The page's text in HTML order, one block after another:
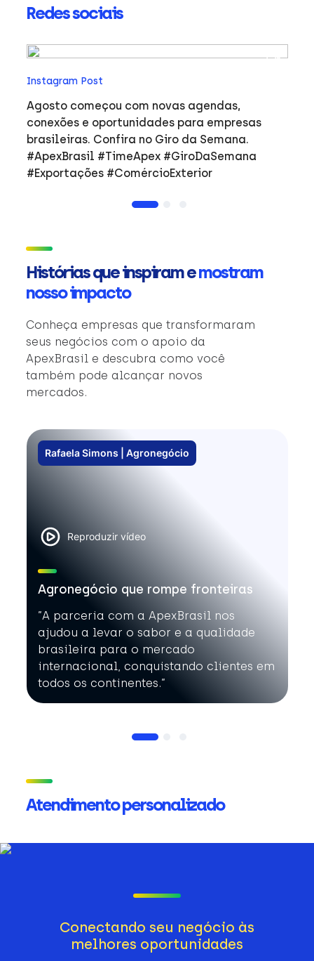
Redes sociais
Instagram Post
Agosto começou com novas agendas,
conexões e oportunidades para empresas
brasileiras. Confira no Giro da Semana.
#ApexBrasil #TimeApex #GiroDaSemana
#Exportações #ComércioExterior
Histórias que inspiram emostram
nosso impacto
Conheça empresas que transformaram
seus negócios com o apoio da
ApexBrasil e descubra como você
também pode alcançar novos
mercados.
Rafaela Simons | Agronegócio
Reproduzir vídeo
Agronegócio que rompe fronteiras
”A parceria com a ApexBrasil nos
ajudou a levar o sabor e a qualidade
brasileira para o mercado
internacional, conquistando clientes em
todos os continentes.”
Atendimento personalizado
Conectando seu negócio às
melhores oportunidades